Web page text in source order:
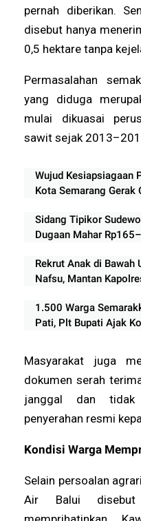
pernah diberikan.
disebut hanya
0,5 hektare tanpa
Permasalahan
yang diduga
mulai dikuasai
sawit sejak
Wujud Kesiapsiagaan
Kota Semarang Gerak
Sidang Tipikor
Dugaan Mahar
Rekrut Anak di Bawah
Nafsu, Mantan
1.500 Warga
Pati, Plt Bupati Ajak
Masyarakat juga
dokumen serah
janggal dan tidak
penyerahan resmi
Kondisi Warga
Selain persoalan
Air Balui